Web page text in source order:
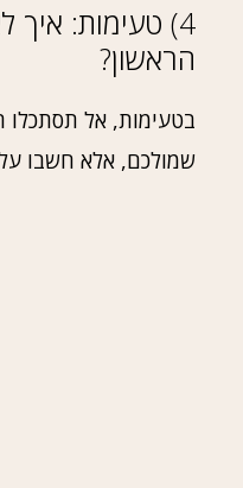
4) טעימות:
הראשון?
בטעימות, אל
שמולכם, אלא חשבו